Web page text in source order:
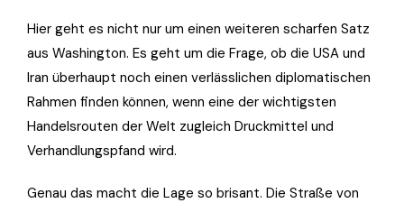
Hier geht es nicht nur um einen weiteren scharfen Satz
aus Washington. Es geht um die Frage, ob die USA und
Iran überhaupt noch einen verlässlichen diplomatischen
Rahmen finden können, wenn eine der wichtigsten
Handelsrouten der Welt zugleich Druckmittel und
Verhandlungspfand wird.
Genau das macht die Lage so brisant. Die Straße von